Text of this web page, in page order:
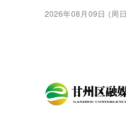
2026年08月09日 (周日